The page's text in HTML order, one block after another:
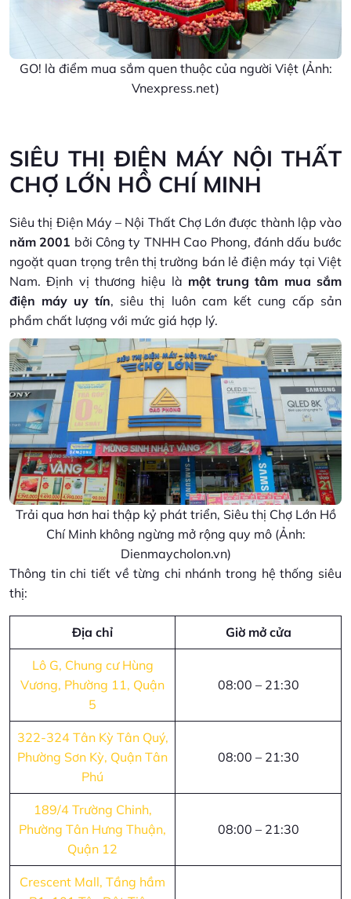
GO! là điểm mua sắm quen thuộc của người Việt (Ảnh:
Vnexpress.net)
SIÊU THỊ ĐIỆN MÁY NỘI THẤT
CHỢ LỚN HỒ CHÍ MINH
Siêu thị Điện Máy – Nội Thất Chợ Lớn được thành lập vào
năm 2001 bởi Công ty TNHH Cao Phong, đánh dấu bước
ngoặt quan trọng trên thị trường bán lẻ điện máy tại Việt
Nam. Định vị thương hiệu là một trung tâm mua sắm
điện máy uy tín, siêu thị luôn cam kết cung cấp sản
phẩm chất lượng với mức giá hợp lý.
Trải qua hơn hai thập kỷ phát triển, Siêu thị Chợ Lớn Hồ
Chí Minh không ngừng mở rộng quy mô (Ảnh:
Dienmaycholon.vn)
Thông tin chi tiết về từng chi nhánh trong hệ thống siêu
thị:
Địa chỉ Giờ mở cửa
Lô G, Chung cư Hùng
Vương, Phường 11, Quận
5
08:00 – 21:30
322-324 Tân Kỳ Tân Quý,
Phường Sơn Kỳ, Quận Tân
Phú
08:00 – 21:30
189/4 Trường Chinh,
Phường Tân Hưng Thuận,
Quận 12
08:00 – 21:30
Crescent Mall, Tầng hầm